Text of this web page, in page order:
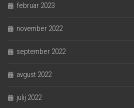
februar 2023
november 2022
september 2022
avgust 2022
julij 2022